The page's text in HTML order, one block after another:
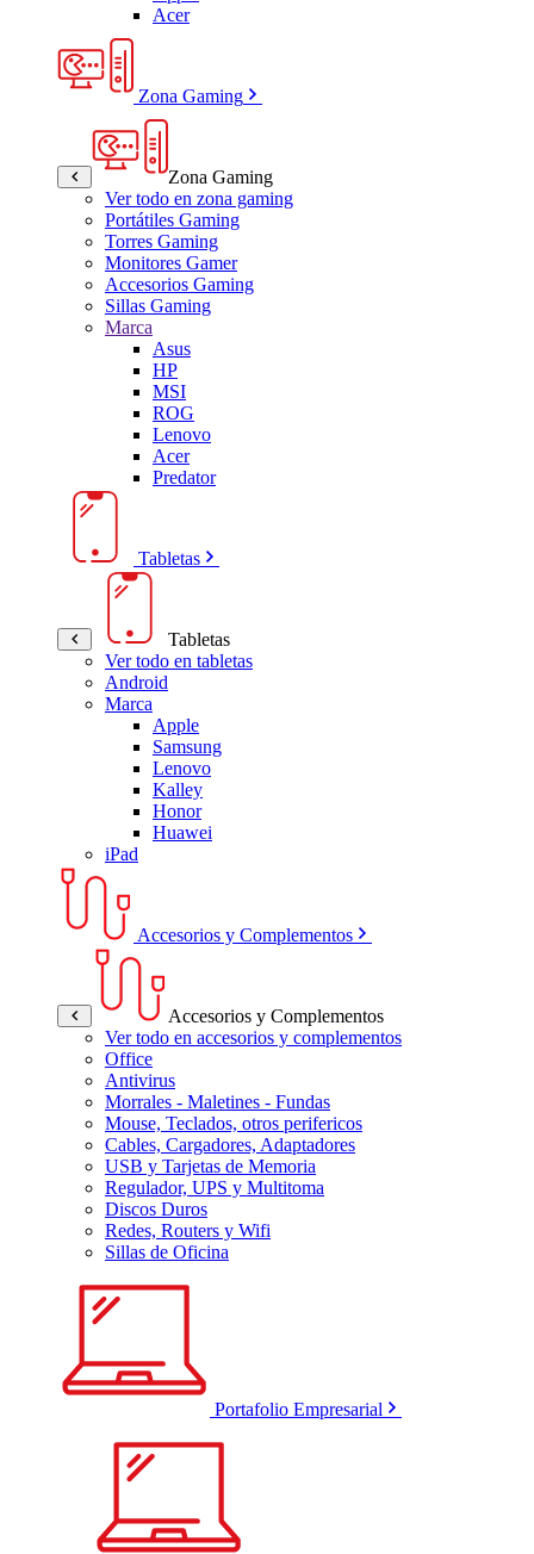
Acer
Zona Gaming
Zona Gaming
Ver todo en zona gaming
Portátiles Gaming
Torres Gaming
Monitores Gamer
Accesorios Gaming
Sillas Gaming
Marca
Asus
HP
MSI
ROG
Lenovo
Acer
Predator
Tabletas
Tabletas
Ver todo en tabletas
Android
Marca
Apple
Samsung
Lenovo
Kalley
Honor
Huawei
iPad
Accesorios y Complementos
Accesorios y Complementos
Ver todo en accesorios y complementos
Office
Antivirus
Morrales - Maletines - Fundas
Mouse, Teclados, otros perifericos
Cables, Cargadores, Adaptadores
USB y Tarjetas de Memoria
Regulador, UPS y Multitoma
Discos Duros
Redes, Routers y Wifi
Sillas de Oficina
Portafolio Empresarial